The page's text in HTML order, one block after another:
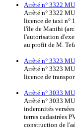
Arrêté n° 3322
Arrêté n° 3322
licence de taxi n°
l'île de Manihi
l'autorisation
au profit de M.
Arrêté n° 3323
Arrêté n° 3323
licence de
Arrêté n° 3033
Arrêté n° 3033
indemnités
terres cadastrées
construction de